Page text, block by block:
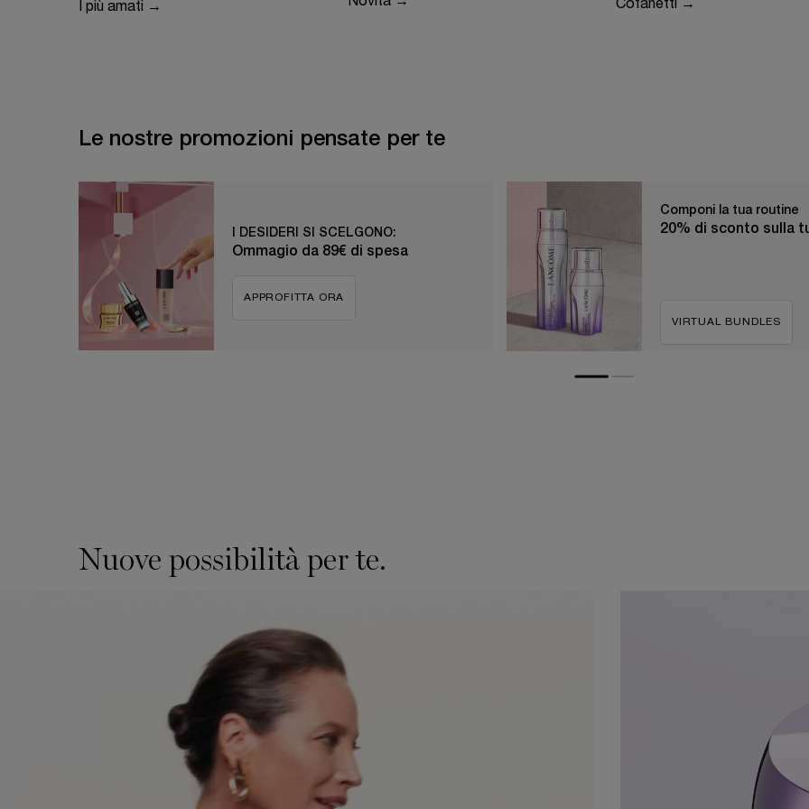
I più amati → Cofanetti →
Le nostre promozioni pensate per te
I DESIDERI SI SCELGONO:
Ommagio da 89€ di spesa​
APPROFITTA ORA
Componi la tua routine
20% di sconto sulla
VIRTUAL BUNDLES
Nuove possibilità per te.